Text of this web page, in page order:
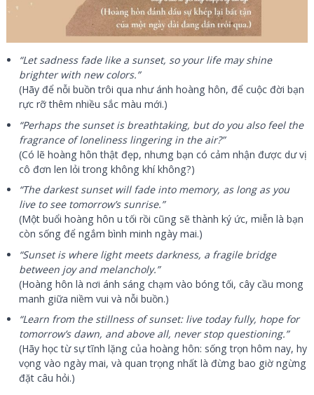
“Let sadness fade like a sunset, so your life may shine
brighter with new colors.”
(Hãy để nỗi buồn trôi qua như ánh hoàng hôn, để cuộc đời bạn
rực rỡ thêm nhiều sắc màu mới.)
“Perhaps the sunset is breathtaking, but do you also feel the
fragrance of loneliness lingering in the air?”
(Có lẽ hoàng hôn thật đẹp, nhưng bạn có cảm nhận được dư vị
cô đơn len lỏi trong không khí không?)
“The darkest sunset will fade into memory, as long as you
live to see tomorrow’s sunrise.”
(Một buổi hoàng hôn u tối rồi cũng sẽ thành ký ức, miễn là bạn
còn sống để ngắm bình minh ngày mai.)
“Sunset is where light meets darkness, a fragile bridge
between joy and melancholy.”
(Hoàng hôn là nơi ánh sáng chạm vào bóng tối, cây cầu mong
manh giữa niềm vui và nỗi buồn.)
“Learn from the stillness of sunset: live today fully, hope for
tomorrow’s dawn, and above all, never stop questioning.”
(Hãy học từ sự tĩnh lặng của hoàng hôn: sống trọn hôm nay, hy
vọng vào ngày mai, và quan trọng nhất là đừng bao giờ ngừng
đặt câu hỏi.)